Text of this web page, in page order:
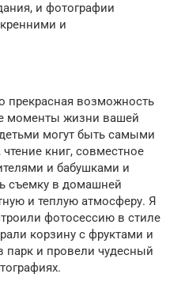
и фотографии
и
прекрасная возможность
моменты жизни вашей
могут быть самыми
книг, совместное
и бабушками и
съемку в домашней
и теплую атмосферу. Я
фотосессию в стиле
корзину с фруктами и
парк и провели чудесный